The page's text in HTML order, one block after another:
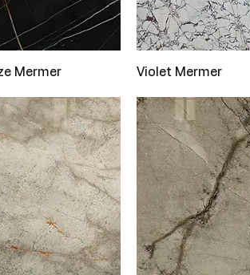
Hızlı Bakış
Mermer Hızlı Bakış
Violet Mermer